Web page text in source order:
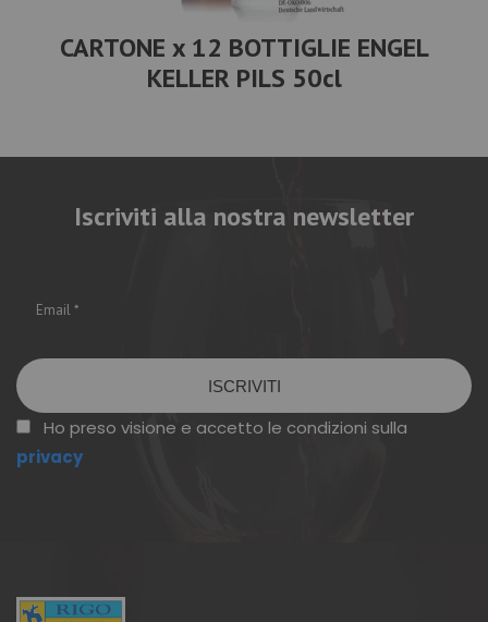
CARTONE x 12 BOTTIGLIE ENGEL
KELLER PILS 50cl
Iscriviti alla nostra newsletter
VuotoHo preso visione e accetto le condizioni sulla
privacy